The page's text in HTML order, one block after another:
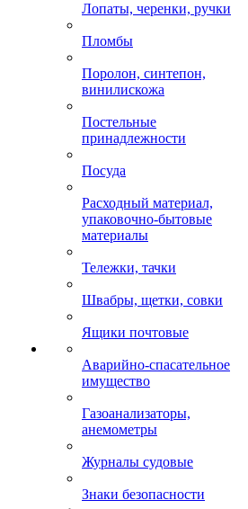
Лопаты, черенки, ручки
Пломбы
Поролон, синтепон,
винилискожа
Постельные
принадлежности
Посуда
Расходный материал,
упаковочно-бытовые
материалы
Тележки, тачки
Швабры, щетки, совки
Ящики почтовые
Аварийно-спасательное
имущество
Газоанализаторы,
анемометры
Журналы судовые
Знаки безопасности